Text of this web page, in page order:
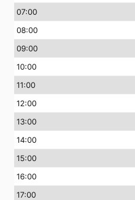
07:00
08:00
09:00
10:00
11:00
12:00
13:00
14:00
15:00
16:00
17:00